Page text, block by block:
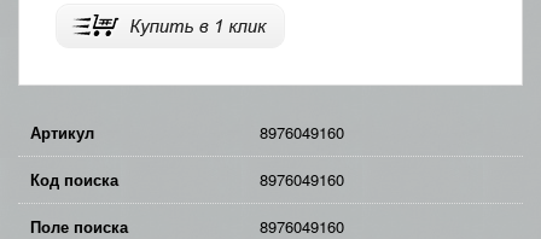
Артикул 8976049160
Код поиска 8976049160
Поле поиска 8976049160